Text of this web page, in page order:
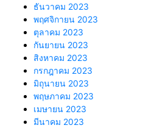
ธันวาคม 2023
พฤศจิกายน 2023
ตุลาคม 2023
กันยายน 2023
สิงหาคม 2023
กรกฎาคม 2023
มิถุนายน 2023
พฤษภาคม 2023
เมษายน 2023
มีนาคม 2023